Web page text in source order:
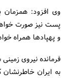
وی افزود: همزمان
پست نیز صورت
و پهپادها همراه
فرمانده نیروی
به ایران خاطرنشان